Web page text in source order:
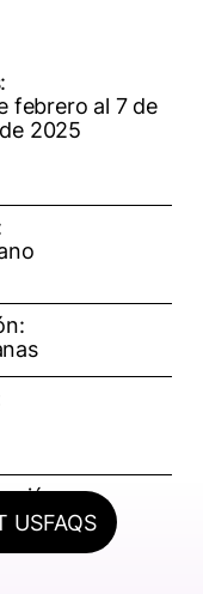
USFAQS
febrero al 7 de
2025
(título